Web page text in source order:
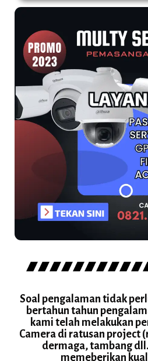
Soal pengalaman tidak
bertahun tahun
kami telah melakukan
Camera di ratusan project
dermaga, tambang
memeberikan